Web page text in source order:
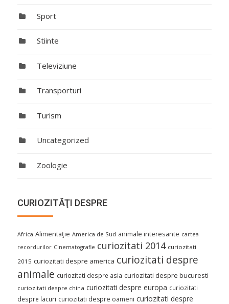
Sport
Stiinte
Televiziune
Transporturi
Turism
Uncategorized
Zoologie
CURIOZITĂŢI DESPRE
Africa Alimentaţie America de Sud animale interesante cartea
recordurilor Cinematografie curiozitati 2014 curiozitati
2015 curiozitati despre america curiozitati despre
animale curiozitati despre asia curiozitati despre bucuresti
curiozitati despre china curiozitati despre europa curiozitati
despre lacuri curiozitati despre oameni curiozitati despre